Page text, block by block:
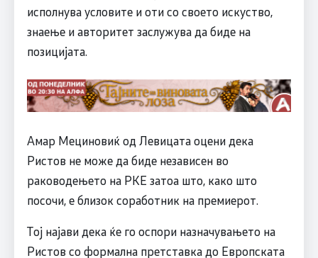
исполнува условите и оти со своето искуство,
знаење и авторитет заслужува да биде на
позицијата.
Амар Мециновиќ од Левицата оцени дека
Ристов не може да биде независен во
раководењето на РКЕ затоа што, како што
посочи, е близок соработник на премиерот.
Тој најави дека ќе го оспори назначувањето на
Ристов со формална претставка до Европската